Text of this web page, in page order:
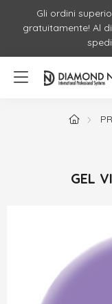
Gli ordini
gratuitamente! Al
GEL